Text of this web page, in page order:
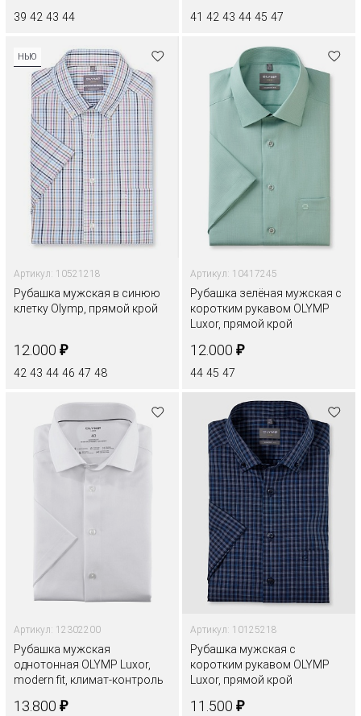
39 42 43 44 41 42 43 44 45 47
НЬЮ
Артикул: 10521218
Рубашка мужская в синюю
клетку Olymp, прямой крой
12.000 ₽
42 43 44 46 47 48
Артикул: 10417245
Рубашка зелёная мужская с
коротким рукавом OLYMP
Luxor, прямой крой
12.000 ₽
44 45 47
Артикул: 12302200
Рубашка мужская
однотонная OLYMP Luxor,
modern fit, климат-контроль
13.800 ₽
Артикул: 10125218
Рубашка мужская с
коротким рукавом OLYMP
Luxor, прямой крой
11.500 ₽